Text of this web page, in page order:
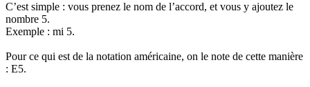
C’est simple : vous prenez le nom de l’accord, et vous y ajoutez le
nombre 5.
Exemple : mi 5.
Pour ce qui est de la notation américaine, on le note de cette manière
: E5.